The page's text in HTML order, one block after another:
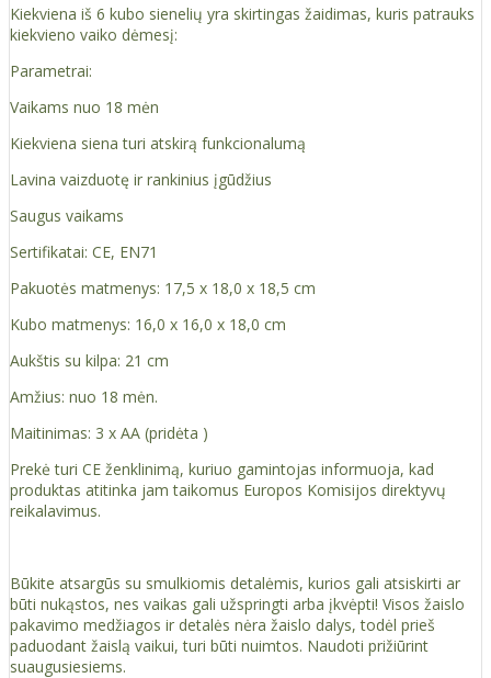
Kiekviena iš 6 kubo sienelių yra skirtingas žaidimas, kuris patrauks
kiekvieno vaiko dėmesį:
Parametrai:
Vaikams nuo 18 mėn
Kiekviena siena turi atskirą funkcionalumą
Lavina vaizduotę ir rankinius įgūdžius
Saugus vaikams
Sertifikatai: CE, EN71
Pakuotės matmenys: 17,5 x 18,0 x 18,5 cm
Kubo matmenys: 16,0 x 16,0 x 18,0 cm
Aukštis su kilpa: 21 cm
Amžius: nuo 18 mėn.
Maitinimas: 3 x AA (pridėta )
Prekė turi CE ženklinimą, kuriuo gamintojas informuoja, kad
produktas atitinka jam taikomus Europos Komisijos direktyvų
reikalavimus.
Būkite atsargūs su smulkiomis detalėmis, kurios gali atsiskirti ar
būti nukąstos, nes vaikas gali užspringti arba įkvėpti! Visos žaislо
pakavimo medžiagos ir detalės nėra žaislo dalys, todėl prieš
paduodant žaislą vaikui, turi būti nuimtos. Naudoti prižiūrint
suaugusiesiems.